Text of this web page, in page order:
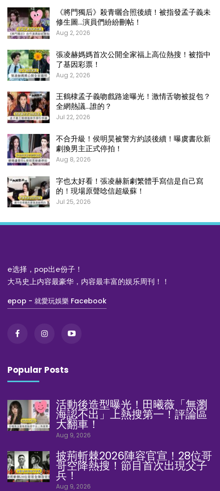
《將門獨后》殺青曬合照後續！被指發孟子義未
修生圖…演員們紛紛刪帖！
Aug 2, 2026
張凌赫媽媽首次公開全家福上高位熱搜！被指中
了基因彩票！
Aug 2, 2026
王鶴棣孟子義吻戲路途曝光！激情舌吻被捉包？
全網熱議…誰的？
Jul 22, 2026
不合升級！侯明昊被警方約談後續！曝虞書欣新
劇換男主正式停拍！
Aug 8, 2026
字也太好看！張凌赫新劇繁體手寫信是自己寫
的！現場原聲唸信超級蘇！
Jul 25, 2026
e选择，pop出e份子！
大马史上内容最豪华，内容最丰富的娱乐周刊！！
epop - 就愛玩娛樂 Facebook
Popular Posts
活動後造型曝光！田曦薇「無瀏
海認不出」上熱搜第一！評論區
大翻車！
Aug 9, 2026
披荊斬棘2026陣容官宣！28位哥
哥空降熱搜！節目首次出現父子
兵！
Aug 9, 2026